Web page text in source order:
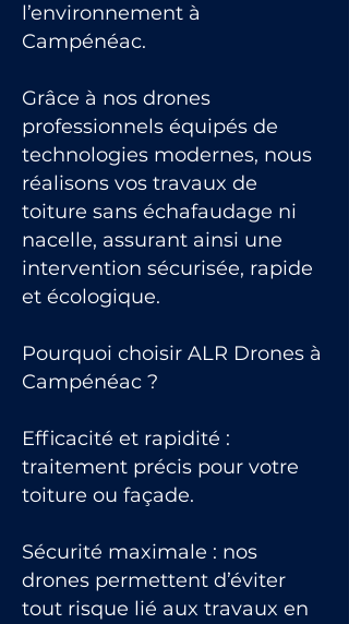
l’environnement à
Campénéac.
Grâce à nos drones
professionnels équipés de
technologies modernes, nous
réalisons vos travaux de
toiture sans échafaudage ni
nacelle, assurant ainsi une
intervention sécurisée, rapide
et écologique.
Pourquoi choisir ALR Drones à
Campénéac ?
Efficacité et rapidité :
traitement précis pour votre
toiture ou façade.
Sécurité maximale : nos
drones permettent d’éviter
tout risque lié aux travaux en